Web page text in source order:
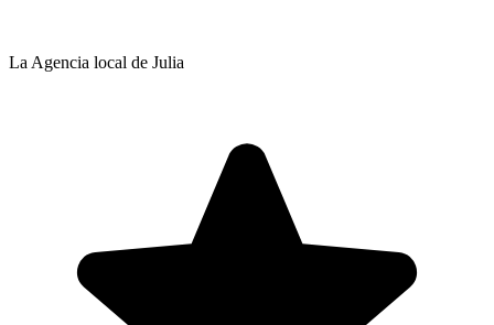
La Agencia local de Julia